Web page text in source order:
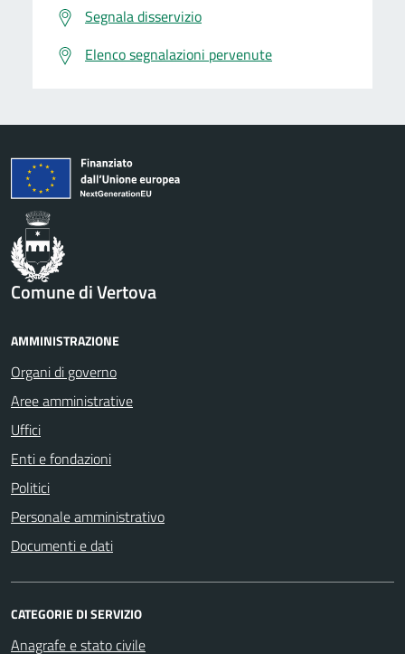
Segnala disservizio
Elenco segnalazioni pervenute
Comune di Vertova
AMMINISTRAZIONE
Organi di governo
Aree amministrative
Uffici
Enti e fondazioni
Politici
Personale amministrativo
Documenti e dati
CATEGORIE DI SERVIZIO
Anagrafe e stato civile